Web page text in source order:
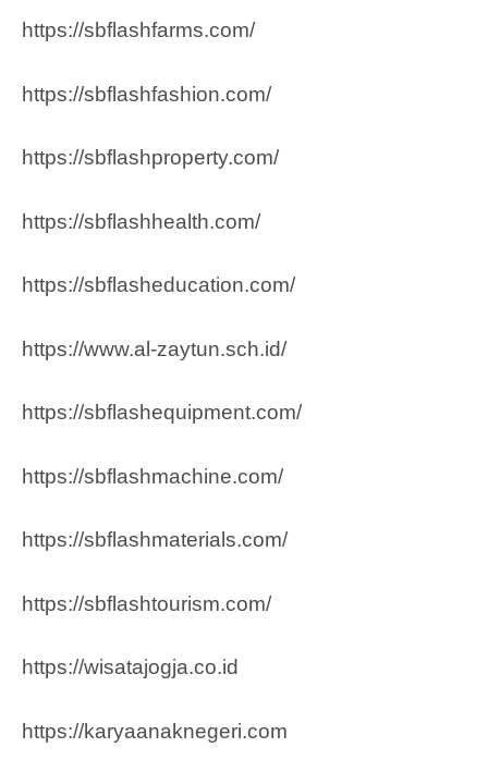
https://sbflashfarms.com/
https://sbflashfashion.com/
https://sbflashproperty.com/
https://sbflashhealth.com/
https://sbflasheducation.com/
https://www.al-zaytun.sch.id/
https://sbflashequipment.com/
https://sbflashmachine.com/
https://sbflashmaterials.com/
https://sbflashtourism.com/
https://wisatajogja.co.id
https://karyaanaknegeri.com